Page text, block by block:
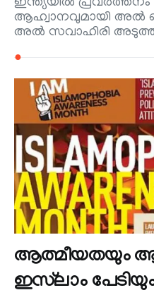
ആഹ്വാനവുമായി അല്‍
അല്‍ സവാഹിരി
●
ആത്മീയതയും
ഇസ്‌ലാം